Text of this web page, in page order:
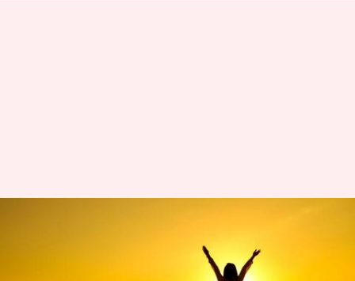
నువ్వు హ్యాపీగా ఉండాలంటే నీలో
ఉండాల్సిన మొదటి లక్షణం ఏంటో